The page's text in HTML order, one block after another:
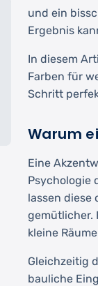
und ein
Ergebnis
In diesem
Farben für
Schritt
Warum
Eine
Psychologie
lassen diese
gemütlicher.
kleine
Gleichzeitig
bauliche